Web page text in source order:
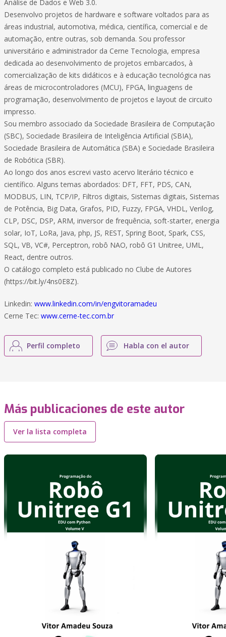
Análise de Dados e Web 3.0.
Desenvolvo projetos de hardware e software voltados para as
áreas industrial, automotiva, médica, científica, comercial e de
automação, entre outras, sob demanda. Sou professor
universitário e administrador da Cerne Tecnologia, empresa
dedicada ao desenvolvimento de projetos embarcados, à
comercialização de kits didáticos e à educação tecnológica nas
áreas de microcontroladores (MCU), FPGA, linguagens de
programação, desenvolvimento de projetos e layout de circuito
impresso.
Sou membro associado da Sociedade Brasileira de Computação
(SBC), Sociedade Brasileira de Inteligência Artificial (SBIA),
Sociedade Brasileira de Automática (SBA) e Sociedade Brasileira
de Robótica (SBR).
Ao longo dos anos escrevi vasto acervo literário técnico e
científico. Alguns temas abordados: DFT, FFT, PDS, CAN,
MODBUS, LIN, TCP/IP, Filtros digitais, Sistemas digitais, Sistemas
de Potência, Big Data, Grafos, PID, Fuzzy, FPGA, VHDL, Verilog,
CLP, DSC, DSP, ARM, inversor de frequência, soft-starter, energia
solar, IoT, LoRa, Java, php, JS, REST, Spring Boot, Spark, CSS,
SQL, VB, VC#, Perceptron, robô NAO, robô G1 Unitree, UML,
React, dentre outros.
O catálogo completo está publicado no Clube de Autores
(https://bit.ly/4ns0E8Z).
Linkedin: www.linkedin.com/in/engvitoramadeu
Cerne Tec: www.cerne-tec.com.br
Perfil completo Habla con el autor
Más publicaciones de este autor
Ver la lista completa